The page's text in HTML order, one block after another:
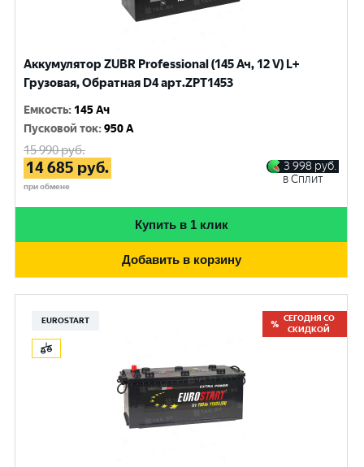
Аккумулятор ZUBR Professional (145 Ач, 12 V) L+
Грузовая, Обратная D4 арт.ZPT1453
Емкость: 145 Ач
Пусковой ток:950 A
15 990руб.
14 685 руб.
при обмене
3 998 руб.
в Сплит
Купить в 1 клик
Добавить в корзину
EUROSTART
СЕГОДНЯ СО
СКИДКОЙ